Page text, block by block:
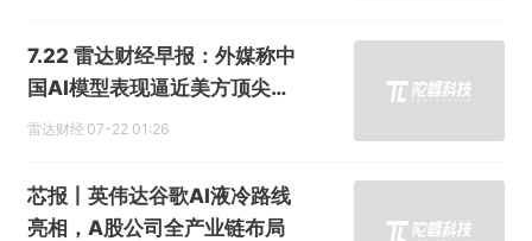
7.22 雷达财经早报：外媒称中
国AI模型表现逼近美方顶尖水
平
雷达财经 07-22 01:26
芯报丨英伟达谷歌AI液冷路线
亮相，A股公司全产业链布局